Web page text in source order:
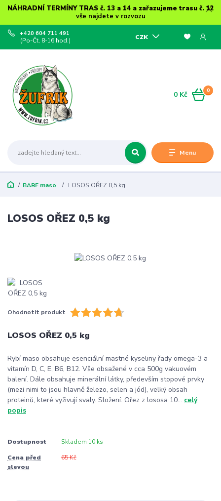
NÁHRADNÍ TERMÍNY TRAS č. 13 a 14 a zařazujeme trasu č. 12
vše najdete v rozvozu
Menu
CZK
+420 604 711 491
(Po-Čt, 8-16 hod.)
0
0 Kč
BARF maso LOSOS OŘEZ 0,5 kg
LOSOS OŘEZ 0,5 kg
Ohodnotit produkt
LOSOS OŘEZ 0,5 kg
Rybí maso obsahuje esenciální mastné kyseliny řady omega-3 a
vitamín D, C, E, B6, B12. Vše obsažené v cca 500g vakuovém
balení. Dále obsahuje minerální látky, především stopové prvky
(mezi nimi to jsou hlavně železo, selen a jód), velký obsah
proteinů, které vyživují svaly. Složení: Ořez z lososa 10... celý
popis
Dostupnost Skladem 10 ks
Cena před
slevou
65 Kč